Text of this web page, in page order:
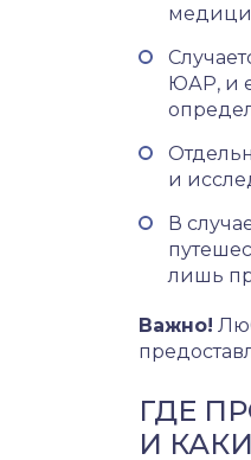
ЮАР, и
и
В
лишь
Важно!
ГДЕ
И